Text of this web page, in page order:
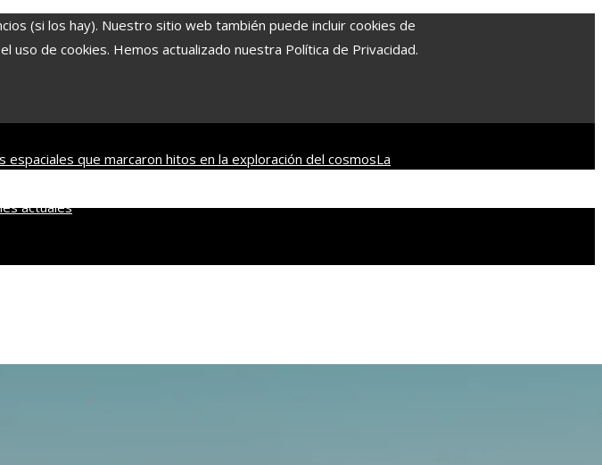
(si los hay). Nuestro sitio web también puede incluir cookies de
de cookies. Hemos actualizado nuestra Política de Privacidad.
espaciales que marcaron hitos en la exploración del cosmosLa
Unidos
actuales